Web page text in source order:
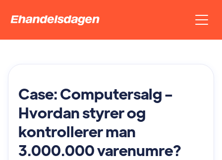
Case: Computersalg -
Hvordan styrer og
kontrollerer man
3.000.000 varenumre?